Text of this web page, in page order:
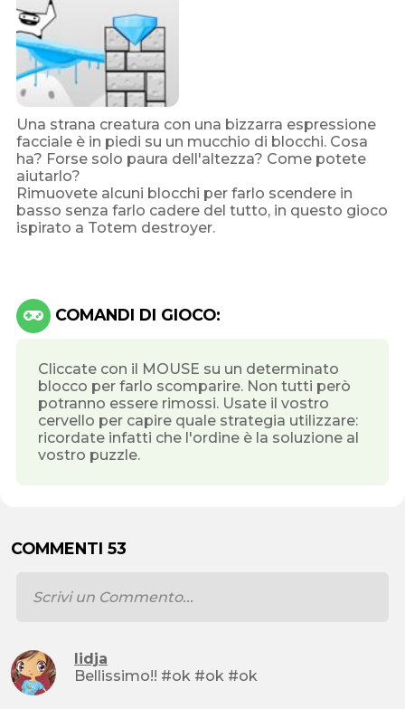
Una strana creatura con una bizzarra espressione
facciale è in piedi su un mucchio di blocchi. Cosa
ha? Forse solo paura dell'altezza? Come potete
aiutarlo?
Rimuovete alcuni blocchi per farlo scendere in
basso senza farlo cadere del tutto, in questo gioco
ispirato a Totem destroyer.
COMANDI DI GIOCO:
Cliccate con il MOUSE su un determinato
blocco per farlo scomparire. Non tutti però
potranno essere rimossi. Usate il vostro
cervello per capire quale strategia utilizzare:
ricordate infatti che l'ordine è la soluzione al
vostro puzzle.
COMMENTI 53
lidja
Bellissimo!! #ok #ok #ok